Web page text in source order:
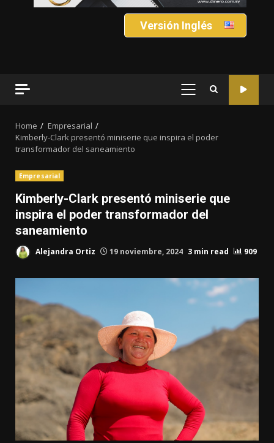
Versión Inglés
PRIMARY
Home
Empresarial
Kimberly-Clark presentó miniserie que inspira el poder
transformador del saneamiento
Empresarial
Kimberly-Clark presentó miniserie que
inspira el poder transformador del
saneamiento
Alejandra Ortiz 19 noviembre, 2024 3 min read 909